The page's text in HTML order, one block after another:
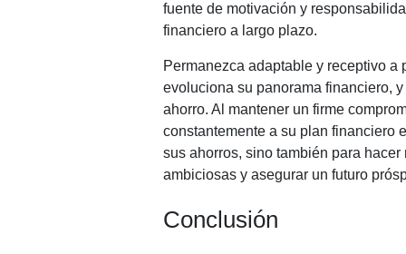
fuente de motivación y
financiero a largo plazo.
Permanezca adaptable y receptivo
evoluciona su panorama financiero,
ahorro. Al mantener un firme
constantemente a su plan financiero
sus ahorros, sino también para
ambiciosas y asegurar un futuro
Conclusión